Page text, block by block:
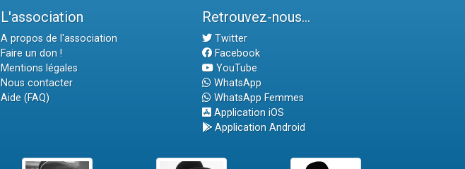
L'association
A propos de l'association
Faire un don !
Mentions légales
Nous contacter
Aide (FAQ)
Retrouvez-nous...
Twitter
Facebook
YouTube
WhatsApp
WhatsApp Femmes
Application iOS
Application Android